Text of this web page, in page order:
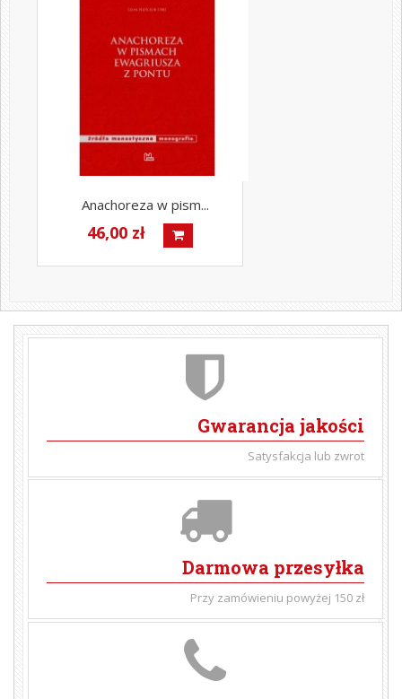
Anachoreza w pism...
46,00 zł
Gwarancja jakości
Satysfakcja lub zwrot
Darmowa przesyłka
Przy zamówieniu powyżej 150 zł